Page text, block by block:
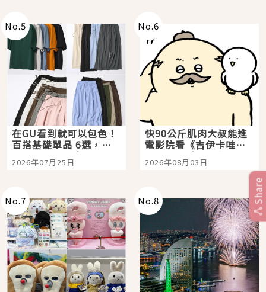
No.5
在GU看到就可以包色！
百搭基礎單品 6選，閉
眼全收也不心疼
2026年07月25日
No.6
快90公斤肌肉大叔能進
電影院看《吉伊卡哇》
嗎？日本重金屬樂團
「打首」會長與nagano
2026年08月03日
No.7 No.8 Share